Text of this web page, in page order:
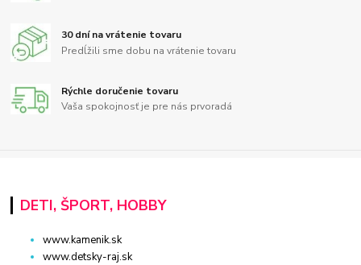
30 dní na vrátenie tovaru
Predĺžili sme dobu na vrátenie tovaru
Rýchle doručenie tovaru
Vaša spokojnosť je pre nás prvoradá
DETI, ŠPORT, HOBBY
www.kamenik.sk
www.detsky-raj.sk